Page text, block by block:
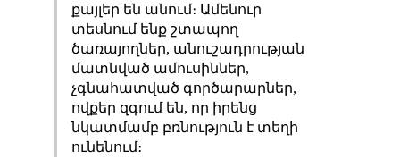
քայլեր են անում։ Ամենուր
տեսնում ենք շտապող
ծառայողներ, անուշադրության
մատնված ամուսիններ,
չգնահատված գործարարներ,
ովքեր զգում են, որ իրենց
նկատմամբ բռնություն է տեղի
ունենում։